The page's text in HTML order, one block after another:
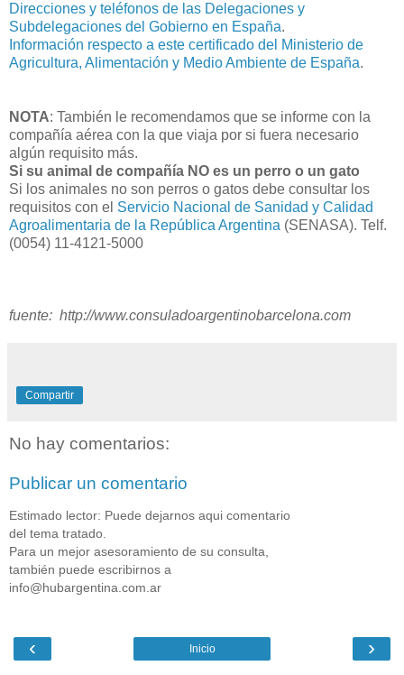
Direcciones y teléfonos de las Delegaciones y
Subdelegaciones del Gobierno en España.
Información respecto a este certificado del Ministerio de
Agricultura, Alimentación y Medio Ambiente de España.
NOTA: También le recomendamos que se informe con la
compañía aérea con la que viaja por si fuera necesario
algún requisito más.
Si su animal de compañía NO es un perro o un gato
Si los animales no son perros o gatos debe consultar los
requisitos con el Servicio Nacional de Sanidad y Calidad
Agroalimentaria de la República Argentina (SENASA). Telf.
(0054) 11-4121-5000
fuente: http://www.consuladoargentinobarcelona.com
Compartir
No hay comentarios:
Publicar un comentario
Estimado lector: Puede dejarnos aqui comentario
del tema tratado.
Para un mejor asesoramiento de su consulta,
también puede escribirnos a
info@hubargentina.com.ar
‹ ›
Inicio